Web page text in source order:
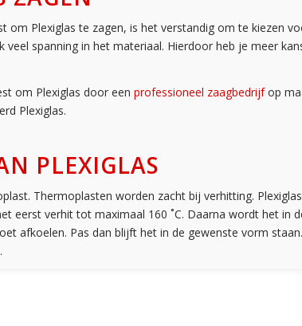
om Plexiglas te zagen, is het verstandig om te kiezen
veel spanning in het materiaal. Hierdoor heb je meer
om Plexiglas door een professioneel zaagbedrijfop
Plexiglas.
PLEXIGLAS
Thermoplasten worden zacht bij verhitting.
eerst verhit tot maximaal 160 ˚C. Daarna wordt het in
afkoelen. Pas dan blijft het in de gewenste vorm